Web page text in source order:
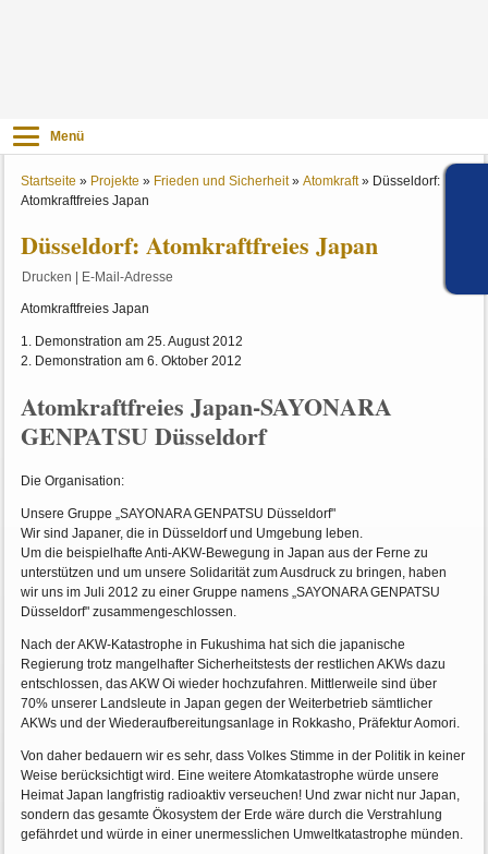
Menü
Startseite » Projekte » Frieden und Sicherheit»Atomkraft» Düsseldorf:
Atomkraftfreies Japan
Düsseldorf: Atomkraftfreies Japan
Drucken E-Mail-Adresse
Atomkraftfreies Japan
1. Demonstration am 25. August 2012
2. Demonstration am 6. Oktober 2012
Atomkraftfreies Japan-SAYONARA
GENPATSU Düsseldorf
Die Organisation:
Unsere Gruppe „SAYONARA GENPATSU Düsseldorf"
Wir sind Japaner, die in Düsseldorf und Umgebung leben.
Um die beispielhafte Anti-AKW-Bewegung in Japan aus der Ferne zu
unterstützen und um unsere Solidarität zum Ausdruck zu bringen, haben
wir uns im Juli 2012 zu einer Gruppe namens „SAYONARA GENPATSU
Düsseldorf" zusammengeschlossen.
Nach der AKW-Katastrophe in Fukushima hat sich die japanische
Regierung trotz mangelhafter Sicherheitstests der restlichen AKWs dazu
entschlossen, das AKW Oi wieder hochzufahren. Mittlerweile sind über
70% unserer Landsleute in Japan gegen der Weiterbetrieb sämtlicher
AKWs und der Wiederaufbereitungsanlage in Rokkasho, Präfektur Aomori.
Von daher bedauern wir es sehr, dass Volkes Stimme in der Politik in keiner
Weise berücksichtigt wird. Eine weitere Atomkatastrophe würde unsere
Heimat Japan langfristig radioaktiv verseuchen! Und zwar nicht nur Japan,
sondern das gesamte Ökosystem der Erde wäre durch die Verstrahlung
gefährdet und würde in einer unermesslichen Umweltkatastrophe münden.